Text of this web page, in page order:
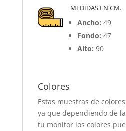
MEDIDAS EN CM.
Ancho: 49
Fondo: 47
Alto: 90
Colores
Estas muestras de
ya que dependiendo de
tu monitor los colores